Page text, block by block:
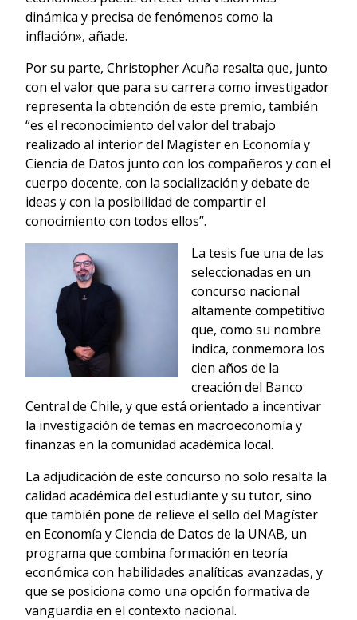
dinámica y precisa de fenómenos como la
inflación», añade.
Por su parte, Christopher Acuña resalta que, junto
con el valor que para su carrera como investigador
representa la obtención de este premio, también
“es el reconocimiento del valor del trabajo
realizado al interior del Magíster en Economía y
Ciencia de Datos junto con los compañeros y con el
cuerpo docente, con la socialización y debate de
ideas y con la posibilidad de compartir el
conocimiento con todos ellos”.
La tesis fue una de las
seleccionadas en un
concurso nacional
altamente competitivo
que, como su nombre
indica, conmemora los
cien años de la
creación del Banco
Central de Chile, y que está orientado a incentivar
la investigación de temas en macroeconomía y
finanzas en la comunidad académica local.
La adjudicación de este concurso no solo resalta la
calidad académica del estudiante y su tutor, sino
que también pone de relieve el sello del Magíster
en Economía y Ciencia de Datos de la UNAB, un
programa que combina formación en teoría
económica con habilidades analíticas avanzadas, y
que se posiciona como una opción formativa de
vanguardia en el contexto nacional.